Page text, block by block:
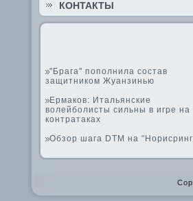
КОНТАКТЫ
"Брага" пополнила состав
защитником Жуанзинью
Ермаков: Итальянские
волейболисты сильны в игре на
контратаках
Обзор шага DTM на